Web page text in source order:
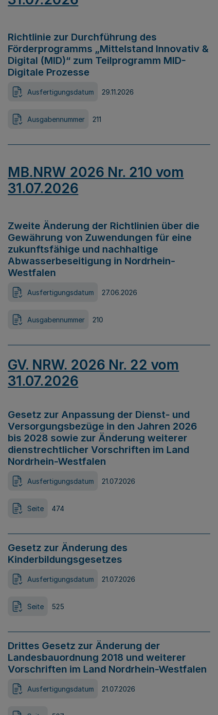
Richtlinie zur Durchführung des
Förderprogramms „Mittelstand Innovativ &
Digital (MID)“ zum Teilprogramm MID-
Digitale Prozesse
Ausfertigungsdatum 29.11.2026
Ausgabennummer 211
MB.NRW 2026 Nr. 210 vom
31.07.2026
Zweite Änderung der Richtlinien über die
Gewährung von Zuwendungen für eine
zukunftsfähige und nachhaltige
Abwasserbeseitigung in Nordrhein-
Westfalen
Ausfertigungsdatum 27.06.2026
Ausgabennummer 210
GV. NRW. 2026 Nr. 22 vom
31.07.2026
Gesetz zur Anpassung der Dienst- und
Versorgungsbezüge in den Jahren 2026
bis 2028 sowie zur Änderung weiterer
dienstrechtlicher Vorschriften im Land
Nordrhein-Westfalen
Ausfertigungsdatum 21.07.2026
Seite 474
Gesetz zur Änderung des
Kinderbildungsgesetzes
Ausfertigungsdatum 21.07.2026
Seite 525
Drittes Gesetz zur Änderung der
Landesbauordnung 2018 und weiterer
Vorschriften im Land Nordrhein-Westfalen
Ausfertigungsdatum 21.07.2026